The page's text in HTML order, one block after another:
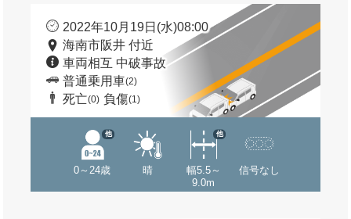
2022年10月19日(水)08:00
海南市阪井 付近
車両相互 中破事故
普通乗用車(2)
死亡(0) 負傷(1)
0～24歳
他
晴
幅5.5～
9.0m
他
信号なし